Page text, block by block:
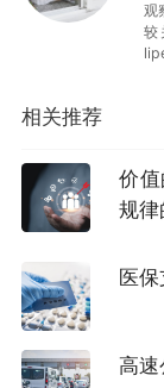
牲、记忆与
淑柔、郑木
海外华人坚
中，围绕潮
动、性别关
等价值被放
家庭、重乡土
观
较
相关推荐
价
规
医
高